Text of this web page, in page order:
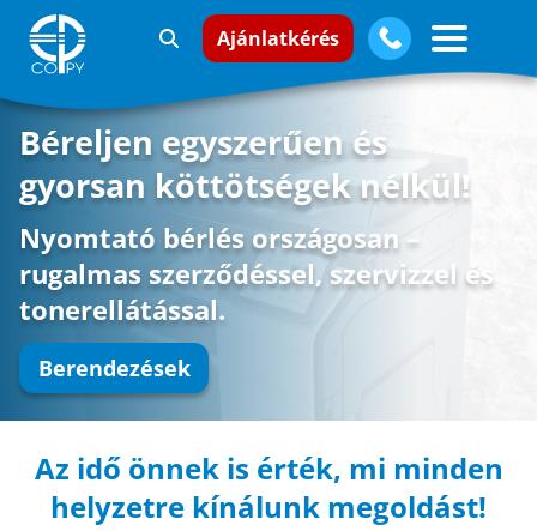
Ajánlatkérés
Béreljen egyszerűen és
gyorsan köttötségek nélkül!
Nyomtató bérlés országosan –
rugalmas szerződéssel, szervizzel és
tonerellátással.
Berendezések
Az idő önnek is érték, mi minden
helyzetre kínálunk megoldást!